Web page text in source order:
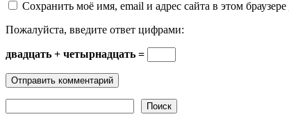
Сохранить моё имя, email и адрес сайта в этом
Пожалуйста, введите ответ цифрами:
двадцать + четырнадцать =
Поиск